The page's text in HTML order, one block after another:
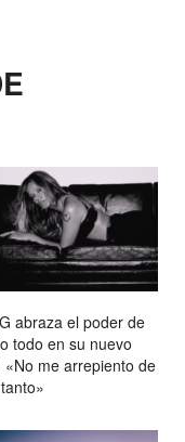
abraza el poder de
todo en su nuevo
«No me arrepiento de